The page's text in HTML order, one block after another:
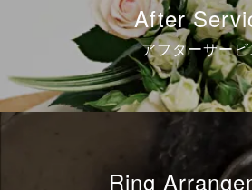
After
アフターサー
Ring